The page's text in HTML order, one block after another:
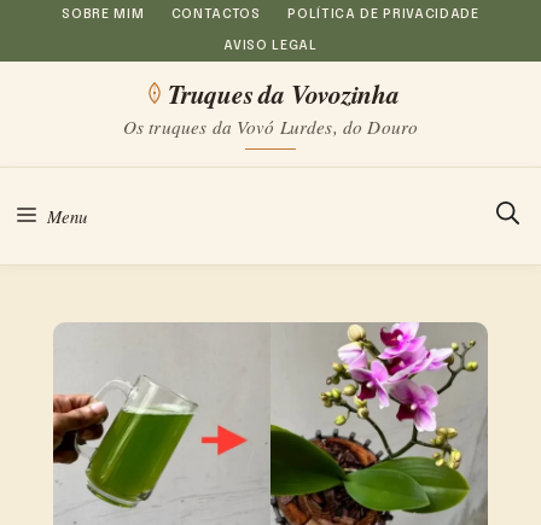
Saltar
para
conteúdo
SOBRE MIM CONTACTOS POLÍTICA DE PRIVACIDADE
AVISO LEGAL
Truques da Vovozinha
Os truques da Vovó Lurdes, do Douro
Menu